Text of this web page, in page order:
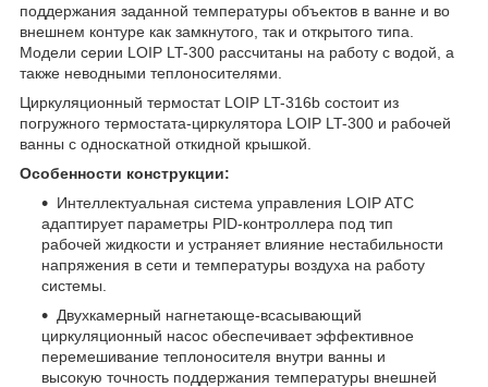
поддержания заданной температуры объектов в ванне и во
внешнем контуре как замкнутого, так и открытого типа.
Модели серии LOIP LT-300 рассчитаны на работу с водой, а
также неводными теплоносителями.
Циркуляционный термостат LOIP LT-316b состоит из
погружного термостата-циркулятора LOIP LT-300 и рабочей
ванны с односкатной откидной крышкой.
Особенности конструкции:
Интеллектуальная система управления LOIP ATC
адаптирует параметры PID-контроллера под тип
рабочей жидкости и устраняет влияние нестабильности
напряжения в сети и температуры воздуха на работу
системы.
Двухкамерный нагнетающе-всасывающий
циркуляционный насос обеспечивает эффективное
перемешивание теплоносителя внутри ванны и
высокую точность поддержания температуры внешней